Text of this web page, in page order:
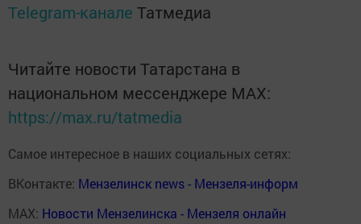
Telegram-канале Татмедиа
Читайте новости Татарстана в
национальном мессенджере MАХ:
https://max.ru/tatmedia
Самое интересное в наших социальных сетях:
ВКонтакте: Мензелинск news - Мензеля-информ
MAX: Новости Мензелинска - Мензеля онлайн